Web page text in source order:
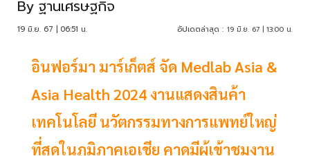
By ฐานเศรษฐกิจ
19 มิ.ย. 67 | 06:51 น. อัปเดตล่าสุด : 19 มิ.ย. 67 | 13:00 น.
อินฟอร์มา มาร์เก็ตส์ จัด Medlab Asia &
Asia Health 2024 งานแสดงสินค้า
เทคโนโลยี นวัตกรรมทางการแพทย์ใหญ่
ที่สุดในภูมิภาคเอเชีย คาดมีผู้เข้าชมงาน